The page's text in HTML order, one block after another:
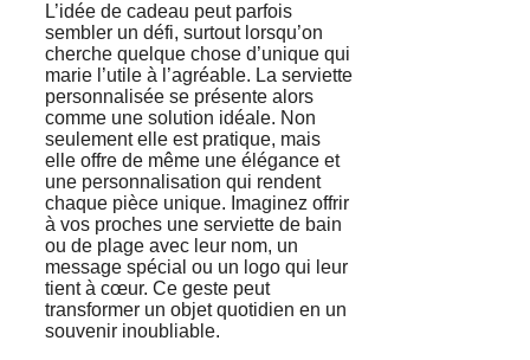
L’idée de cadeau peut parfois
sembler un défi, surtout lorsqu’on
cherche quelque chose d’unique qui
marie l’utile à l’agréable. La serviette
personnalisée se présente alors
comme une solution idéale. Non
seulement elle est pratique, mais
elle offre de même une élégance et
une personnalisation qui rendent
chaque pièce unique. Imaginez offrir
à vos proches une serviette de bain
ou de plage avec leur nom, un
message spécial ou un logo qui leur
tient à cœur. Ce geste peut
transformer un objet quotidien en un
souvenir inoubliable.